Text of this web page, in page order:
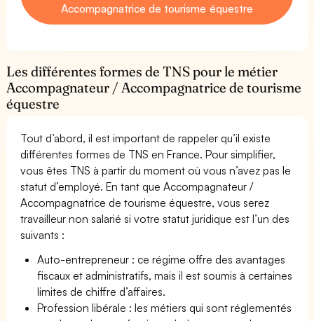
Accompagnatrice de tourisme équestre
Les différentes formes de TNS pour le métier
Accompagnateur / Accompagnatrice de tourisme
équestre
Tout d’abord, il est important de rappeler qu’il existe
différentes formes de TNS en France. Pour simplifier,
vous êtes TNS à partir du moment où vous n’avez pas le
statut d’employé. En tant que Accompagnateur /
Accompagnatrice de tourisme équestre, vous serez
travailleur non salarié si votre statut juridique est l’un des
suivants :
Auto-entrepreneur : ce régime offre des avantages
fiscaux et administratifs, mais il est soumis à certaines
limites de chiffre d’affaires.
Profession libérale : les métiers qui sont réglementés